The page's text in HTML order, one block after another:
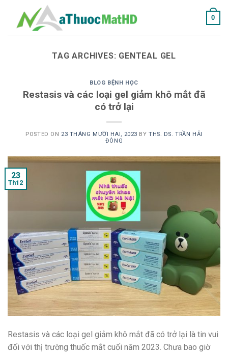
content
0
TAG ARCHIVES: GENTEAL GEL
BLOG BỆNH HỌC
Restasis và các loại gel giảm khô mắt đã
có trở lại
POSTED ON 23 THÁNG MƯỜI HAI, 2023 BYTHS. DS. TRẦN HẢI
ĐÔNG
23
Th12
Restasis và các loại gel giảm khô mắt đã có trở lại là tin vui
đối với thị trường thuốc mắt cuối năm 2023. Chưa bao giờ